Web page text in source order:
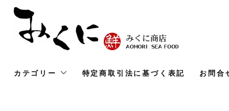
カテゴリー 特定商取引法に基づく表記 お問合